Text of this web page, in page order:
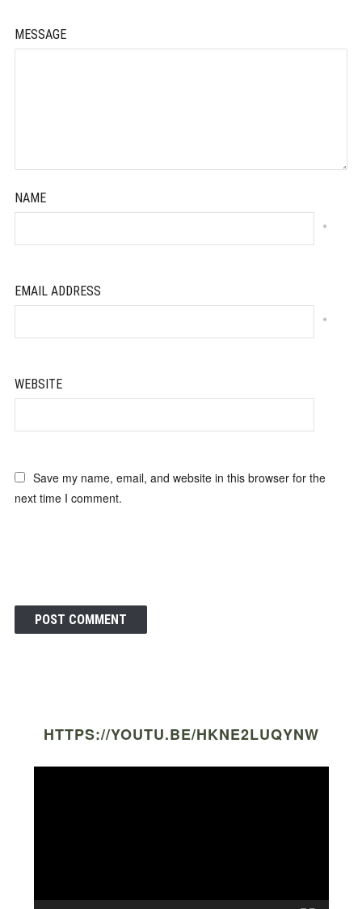
MESSAGE
NAME
*
EMAIL ADDRESS
*
WEBSITE
Save my name, email, and website in this browser for the
next time I comment.
HTTPS://YOUTU.BE/HKNE2LUQYNW